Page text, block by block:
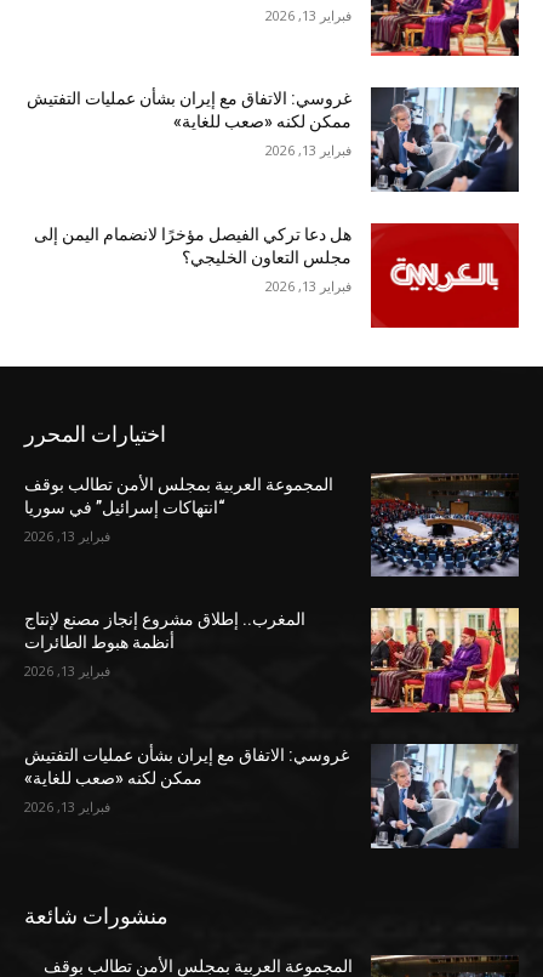
فبراير 13, 2026
غروسي: الاتفاق مع إيران بشأن عمليات التفتيش
ممكن لكنه «صعب للغاية»
فبراير 13, 2026
هل دعا تركي الفيصل مؤخرًا لانضمام اليمن إلى
مجلس التعاون الخليجي؟
فبراير 13, 2026
اختيارات المحرر
المجموعة العربية بمجلس الأمن تطالب بوقف
“انتهاكات إسرائيل” في سوريا
فبراير 13, 2026
المغرب.. إطلاق مشروع إنجاز مصنع لإنتاج
أنظمة هبوط الطائرات
فبراير 13, 2026
غروسي: الاتفاق مع إيران بشأن عمليات التفتيش
ممكن لكنه «صعب للغاية»
فبراير 13, 2026
منشورات شائعة
المجموعة العربية بمجلس الأمن تطالب بوقف